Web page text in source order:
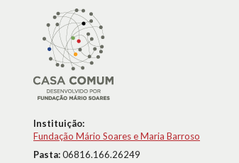
Instituição:
Fundação Mário Soares e Maria Barroso
Pasta:06816.166.26249